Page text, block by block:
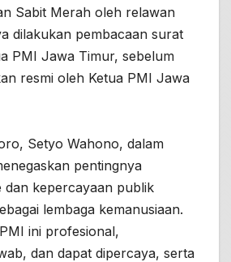
Sabit Merah oleh relawan
dilakukan pembacaan surat
PMI Jawa Timur, sebelum
resmi oleh Ketua PMI Jawa
Setyo Wahono, dalam
pentingnya
dan kepercayaan publik
lembaga kemanusiaan.
ini profesional,
dan dapat dipercaya, serta